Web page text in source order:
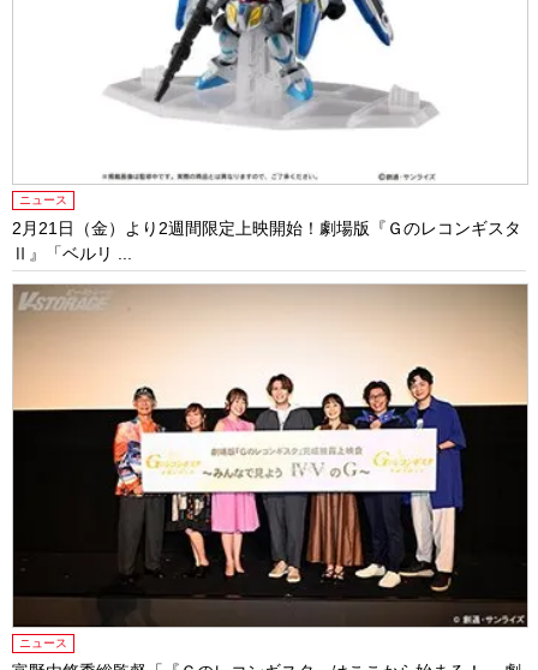
ニュース
2月21日（金）より2週間限定上映開始！劇場版『Ｇのレコンギスタ
Ⅱ』「ベルリ ...
ニュース